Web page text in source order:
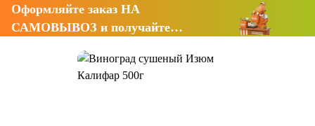
Оформляйте заказ НА
САМОВЫВОЗ и получайте